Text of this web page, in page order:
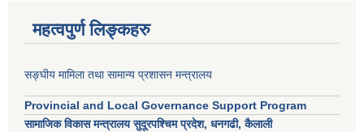
महत्वपुर्ण लिङ्कहरु
सङ्घीय मामिला तथा सामान्य प्रशासन मन्त्रालय
Provincial and Local Governance Support Program
सामाजिक विकास मन्त्रालय सुदूरपश्चिम प्रदेश, धनगढी, कैलाली